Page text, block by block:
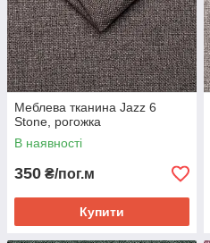
Меблева тканина Jazz 6
Stone, рогожка
В наявності
350 ₴/пог.м
Купити